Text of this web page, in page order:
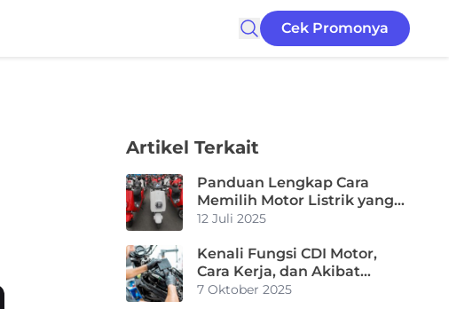
Cek Promonya
Artikel Terkait
Panduan Lengkap Cara
Memilih Motor Listrik yang
Tepat untuk Kebutuhanmu
12 Juli 2025
Kenali Fungsi CDI Motor,
Cara Kerja, dan Akibat
Kerusakannya!
7 Oktober 2025